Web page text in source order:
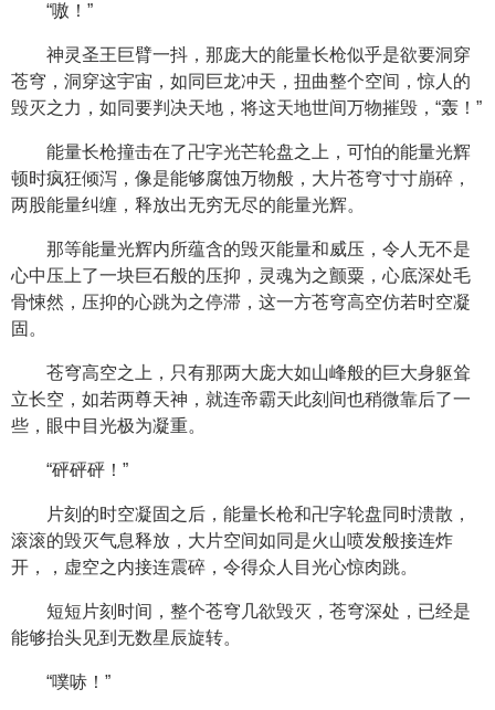
“嗷！”
神灵圣王巨臂一抖，那庞大的能量长枪似乎是欲要洞穿
苍穹，洞穿这宇宙，如同巨龙冲天，扭曲整个空间，惊人的
毁灭之力，如同要判决天地，将这天地世间万物摧毁，“轰！”
能量长枪撞击在了卍字光芒轮盘之上，可怕的能量光辉
顿时疯狂倾泻，像是能够腐蚀万物般，大片苍穹寸寸崩碎，
两股能量纠缠，释放出无穷无尽的能量光辉。
那等能量光辉内所蕴含的毁灭能量和威压，令人无不是
心中压上了一块巨石般的压抑，灵魂为之颤粟，心底深处毛
骨悚然，压抑的心跳为之停滞，这一方苍穹高空仿若时空凝
固。
苍穹高空之上，只有那两大庞大如山峰般的巨大身躯耸
立长空，如若两尊天神，就连帝霸天此刻间也稍微靠后了一
些，眼中目光极为凝重。
“砰砰砰！”
片刻的时空凝固之后，能量长枪和卍字轮盘同时溃散，
滚滚的毁灭气息释放，大片空间如同是火山喷发般接连炸
开，，虚空之内接连震碎，令得众人目光心惊肉跳。
短短片刻时间，整个苍穹几欲毁灭，苍穹深处，已经是
能够抬头见到无数星辰旋转。
“噗哧！”